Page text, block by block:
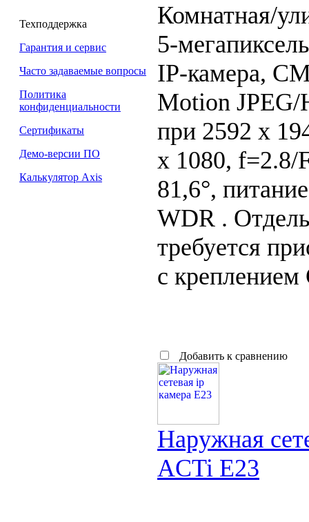
Техподдержка
Гарантия и сервис
Часто задаваемые вопросы
Политика
конфиденциальности
Сертификаты
Демо-версии ПО
Калькулятор Axis
Комнатная/
5-
IP-камера,
Motion JPEG/
при 2592 x
x 1080, f=2.8/
81,6°,
WDR .
требуется
с креплением
Добавить к сравнению
Наружная
ACTi E23